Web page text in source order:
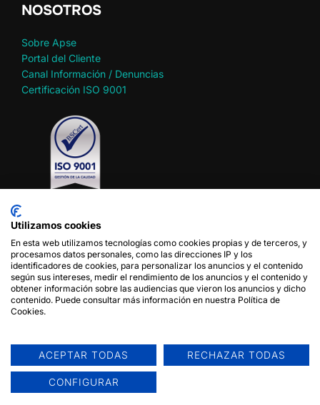
NOSOTROS
Sobre Apse
Portal del Cliente
Canal Información / Denuncias
Certificación ISO 9001
Política de privacidad
Política de cookies
Aviso legal
Condiciones de uso del sitio web
Contacto
Utilizamos cookies
En esta web utilizamos tecnologías como cookies propias y de terceros, y
procesamos datos personales, como las direcciones IP y los
identificadores de cookies, para personalizar los anuncios y el contenido
según sus intereses, medir el rendimiento de los anuncios y el contenido y
obtener información sobre las audiencias que vieron los anuncios y dicho
contenido. Puede consultar más información en nuestra Política de
Cookies.
ACEPTAR TODAS RECHAZAR TODAS
CONFIGURAR